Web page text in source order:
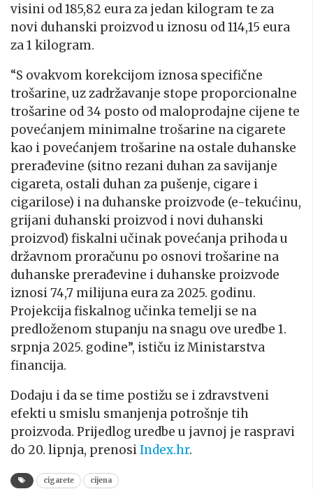
visini od 185,82 eura za jedan kilogram te za
novi duhanski proizvod u iznosu od 114,15 eura
za 1 kilogram.
“S ovakvom korekcijom iznosa specifične
trošarine, uz zadržavanje stope proporcionalne
trošarine od 34 posto od maloprodajne cijene te
povećanjem minimalne trošarine na cigarete
kao i povećanjem trošarine na ostale duhanske
prerađevine (sitno rezani duhan za savijanje
cigareta, ostali duhan za pušenje, cigare i
cigarilose) i na duhanske proizvode (e-tekućinu,
grijani duhanski proizvod i novi duhanski
proizvod) fiskalni učinak povećanja prihoda u
državnom proračunu po osnovi trošarine na
duhanske prerađevine i duhanske proizvode
iznosi 74,7 milijuna eura za 2025. godinu.
Projekcija fiskalnog učinka temelji se na
predloženom stupanju na snagu ove uredbe 1.
srpnja 2025. godine”, ističu iz Ministarstva
financija.
Dodaju i da se time postižu se i zdravstveni
efekti u smislu smanjenja potrošnje tih
proizvoda. Prijedlog uredbe u javnoj je raspravi
do 20. lipnja, prenosiIndex.hr.
cigarete cijena